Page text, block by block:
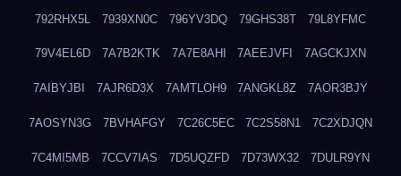
792RHX5L 7939XN0C 796YV3DQ 79GHS38T 79L8YFMC
79V4EL6D 7A7B2KTK 7A7E8AHI 7AEEJVFI 7AGCKJXN
7AIBYJBI 7AJR6D3X 7AMTLOH9 7ANGKL8Z 7AOR3BJY
7AOSYN3G 7BVHAFGY 7C26C5EC 7C2S58N1 7C2XDJQN
7C4MI5MB 7CCV7IAS 7D5UQZFD 7D73WX32 7DULR9YN